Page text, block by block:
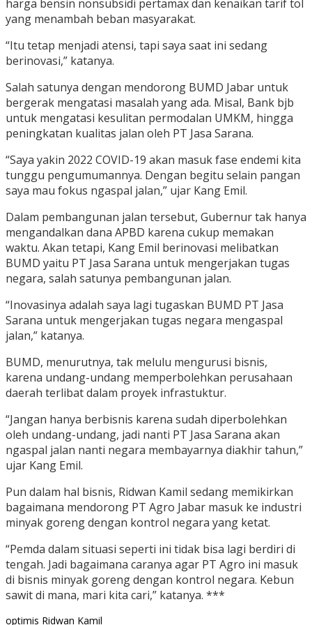
harga bensin nonsubsidi pertamax dan kenaikan tarif tol
yang menambah beban masyarakat.
“Itu tetap menjadi atensi, tapi saya saat ini sedang
berinovasi,” katanya.
Salah satunya dengan mendorong BUMD Jabar untuk
bergerak mengatasi masalah yang ada. Misal, Bank bjb
untuk mengatasi kesulitan permodalan UMKM, hingga
peningkatan kualitas jalan oleh PT Jasa Sarana.
“Saya yakin 2022 COVID-19 akan masuk fase endemi kita
tunggu pengumumannya. Dengan begitu selain pangan
saya mau fokus ngaspal jalan,” ujar Kang Emil.
Dalam pembangunan jalan tersebut, Gubernur tak hanya
mengandalkan dana APBD karena cukup memakan
waktu. Akan tetapi, Kang Emil berinovasi melibatkan
BUMD yaitu PT Jasa Sarana untuk mengerjakan tugas
negara, salah satunya pembangunan jalan.
“Inovasinya adalah saya lagi tugaskan BUMD PT Jasa
Sarana untuk mengerjakan tugas negara mengaspal
jalan,” katanya.
BUMD, menurutnya, tak melulu mengurusi bisnis,
karena undang-undang memperbolehkan perusahaan
daerah terlibat dalam proyek infrastuktur.
“Jangan hanya berbisnis karena sudah diperbolehkan
oleh undang-undang, jadi nanti PT Jasa Sarana akan
ngaspal jalan nanti negara membayarnya diakhir tahun,”
ujar Kang Emil.
Pun dalam hal bisnis, Ridwan Kamil sedang memikirkan
bagaimana mendorong PT Agro Jabar masuk ke industri
minyak goreng dengan kontrol negara yang ketat.
“Pemda dalam situasi seperti ini tidak bisa lagi berdiri di
tengah. Jadi bagaimana caranya agar PT Agro ini masuk
di bisnis minyak goreng dengan kontrol negara. Kebun
sawit di mana, mari kita cari,” katanya. ***
optimis Ridwan Kamil